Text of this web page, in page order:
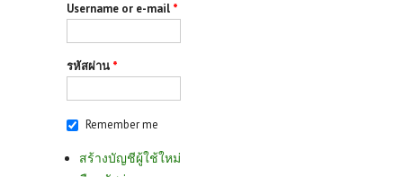
Username or e-mail *
รหัสผ่าน *
Remember me
สร้างบัญชีผู้ใช้ใหม่